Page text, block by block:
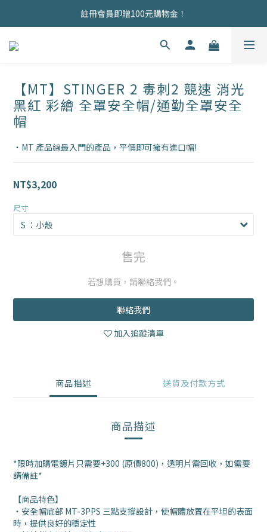
商品均為現貨，歡迎直接下單！
註冊會員即贈100元購物金！
商品均為現貨，歡迎直接下單！
【MT】STINGER 2 毒刺2 競速 消光
黑紅 彩繪 全罩安全帽/通勤全罩安全
帽
・MT 產品線最入門的產品，平價即可擁有進口帽!
NT$3,200
尺寸
售完
若想購買，請聯絡我們。
聯絡我們
加入追蹤清單
商品描述 送貨及付款方式
商品描述
*限時加購電鍍片只需要+300 (原價800)，透明片需回收，如需要
請備註*
【商品特色】
・安全帽底部 MT-3PPS 三點支撐設計，使帽體放置在平坦的表面
時，提供良好的穩定性